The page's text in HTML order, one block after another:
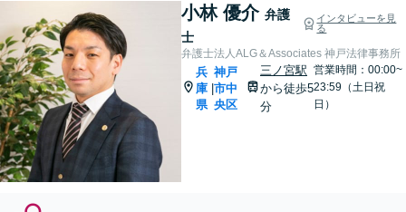
小林 優介 弁護
士
インタビューを見
る
弁護士法人ALG＆Associates 神戸法律事務所
兵
庫
県
|
神戸
市中
央区
三ノ宮駅
から徒歩5
分
営業時間：00:00~
23:59（土日祝
日）